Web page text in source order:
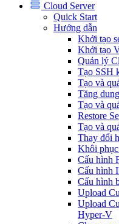
Cloud Server
Quick Start
Hướng dẫn
Khởi tạo
Khởi tạo
Quản lý
Tạo SSH
Tạo và
Tăng
Tạo và
Restore
Tạo và
Thay đổi
Khôi
Cấu hình
Cấu hình
Cấu hình
Upload
Upload
Hyper-V